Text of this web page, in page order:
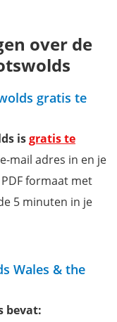
over de
gratis te
isgratis te
mail adres in en je
formaat met
5 minuten in je
Wales & the
bevat: